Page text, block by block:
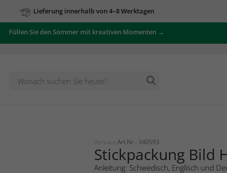
Lieferung innerhalb von 4–8 Werktagen
Füllen Sie den Sommer mit kreativen Momenten →
Vervaco Art.Nr.: 340593
Stickpackung Bild
Anleitung: Schwedisch, Englisch und